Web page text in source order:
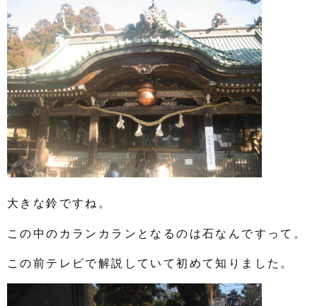
大きな鈴ですね。
この中のカランカランとなるのは石なんですって。
この前テレビで解説していて初めて知りました。